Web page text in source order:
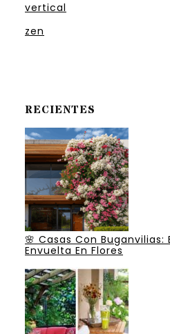
vertical
zen
RECIENTES
🌸 Casas Con Buganvilias:
Envuelta En Flores